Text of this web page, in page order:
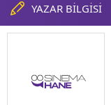
YAZAR BİLGİSİ